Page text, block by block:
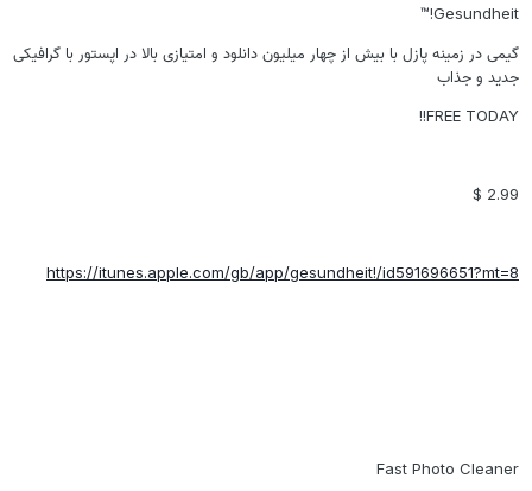
Gesundheit!™
گیمی در زمینه پازل با بیش از چهار میلیون دانلود و امتیازی بالا در اپستور با گرافیکی
جدید و جذاب
FREE TODAY!!
2.99 $
https://itunes.apple.com/gb/app/gesundheit!/id591696651?mt=8
Fast Photo Cleaner